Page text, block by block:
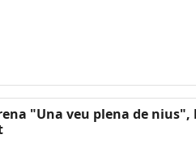
"Una veu plena de nius",